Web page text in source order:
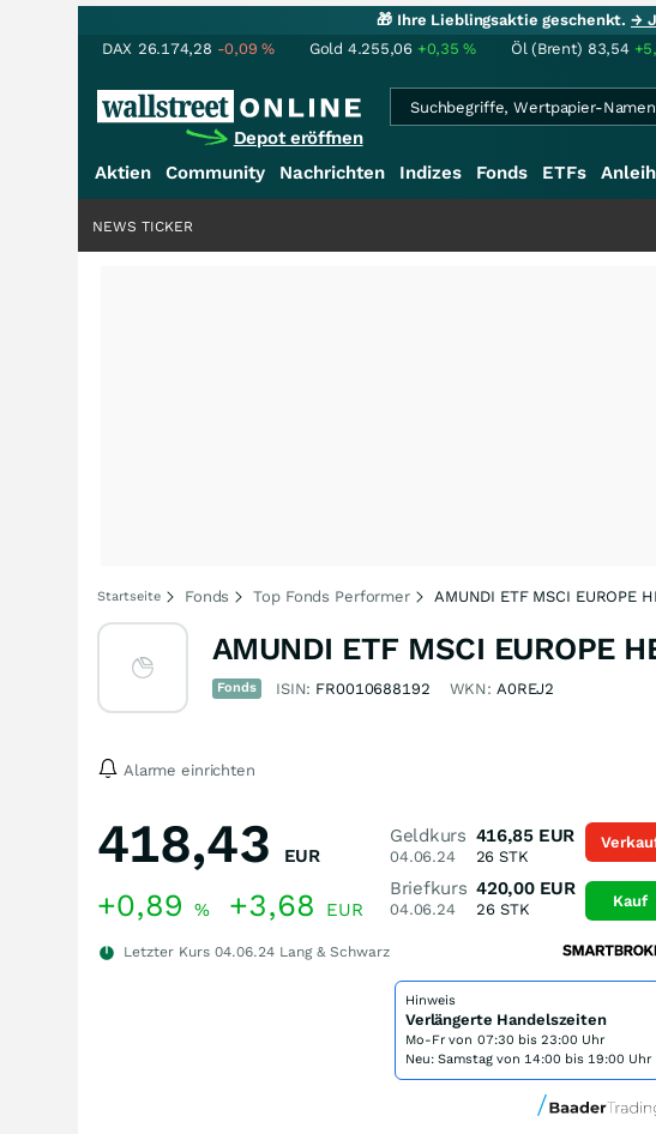
🎁 Ihre Lieblingsaktie geschenkt.→
DAX 26.174,28 -0,09% Gold 4.255,06 +0,35% Öl (Brent) 83,54
Depot eröffnen
Aktien Community Nachrichten Indizes Fonds ETFs
NEWS TICKER
Startseite Fonds Top Fonds Performer AMUNDI ETF MSCI EUROPE
AMUNDI ETF MSCI EUROPE
Fonds ISIN: FR0010688192 WKN: A0REJ2
Alarme einrichten
418,43 EUR
+0,89 % +3,68 EUR
Letzter Kurs 04.06.24 Lang & Schwarz
Geldkurs
04.06.24
416,85 EUR
26 STK
Briefkurs
04.06.24
420,00 EUR
26 STK Kauf
Hinweis
Verlängerte Handelszeiten
Mo-Fr von 07:30 bis 23:00 Uhr
Neu: Samstag von 14:00 bis 19:00 Uhr